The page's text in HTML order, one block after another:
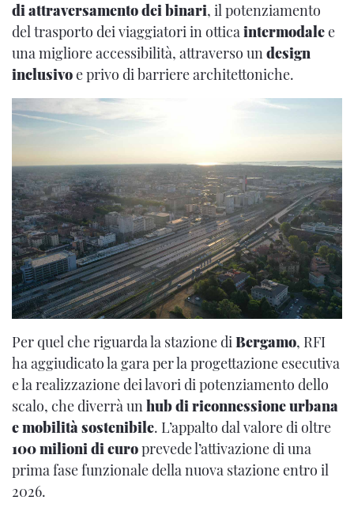
di attraversamento dei binari, il potenziamento
del trasporto dei viaggiatori in otticaintermodalee
una migliore accessibilità, attraverso undesign
inclusivoe privo di barriere architettoniche.
Per quel che riguarda la stazione di Bergamo, RFI
ha aggiudicato la gara per la progettazione esecutiva
e la realizzazione dei lavori di potenziamento dello
scalo, che diverrà un hub di riconnessione urbana
e mobilità sostenibile. L’appalto dal valore di oltre
100 milioni di europrevede l’attivazione di una
prima fase funzionale della nuova stazione entro il
2026.